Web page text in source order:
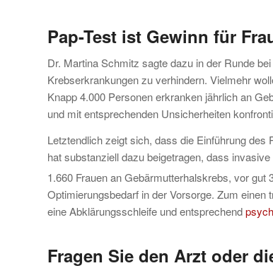
Pap-Test ist Gewinn für
Dr. Martina Schmitz sagte dazu in der Runde
Krebserkrankungen zu verhindern. Vielmehr
Knapp 4.000 Personen erkranken jährlich an
und mit entsprechenden Unsicherheiten
Letztendlich zeigt sich, dass die Einführung des
hat substanziell dazu beigetragen, dass
1.660 Frauen an Gebärmutterhalskrebs, vor
Optimierungsbedarf in der Vorsorge. Zum
eine Abklärungsschleife und entsprechend
Fragen Sie den Arzt oder